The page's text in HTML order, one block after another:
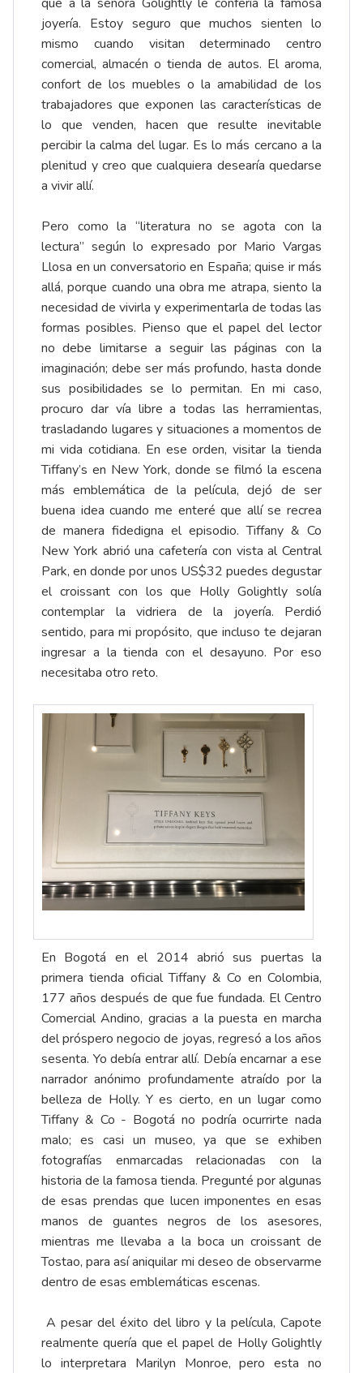
joyería. Estoy seguro que muchos sienten lo
mismo cuando visitan determinado centro
comercial, almacén o tienda de autos. El aroma,
confort de los muebles o la amabilidad de los
trabajadores que exponen las características de
lo que venden, hacen que resulte inevitable
percibir la calma del lugar. Es lo más cercano a la
plenitud y creo que cualquiera desearía quedarse
a vivir allí.
Pero como la “literatura no se agota con la
lectura” según lo expresado por Mario Vargas
Llosa en un conversatorio en España; quise ir más
allá, porque cuando una obra me atrapa, siento la
necesidad de vivirla y experimentarla de todas las
formas posibles. Pienso que el papel del lector
no debe limitarse a seguir las páginas con la
imaginación; debe ser más profundo, hasta donde
sus posibilidades se lo permitan. En mi caso,
procuro dar vía libre a todas las herramientas,
trasladando lugares y situaciones a momentos de
mi vida cotidiana. En ese orden, visitar la tienda
Tiffany’s en New York, donde se filmó la escena
más emblemática de la película, dejó de ser
buena idea cuando me enteré que allí se recrea
de manera fidedigna el episodio. Tiffany & Co
New York abrió una cafetería con vista al Central
Park, en donde por unos US$32 puedes degustar
el croissant con los que Holly Golightly solía
contemplar la vidriera de la joyería. Perdió
sentido, para mi propósito, que incluso te dejaran
ingresar a la tienda con el desayuno. Por eso
necesitaba otro reto.
En Bogotá en el 2014 abrió sus puertas la
primera tienda oficial Tiffany & Co en Colombia,
177 años después de que fue fundada. El Centro
Comercial Andino, gracias a la puesta en marcha
del próspero negocio de joyas, regresó a los años
sesenta. Yo debía entrar allí. Debía encarnar a ese
narrador anónimo profundamente atraído por la
belleza de Holly. Y es cierto, en un lugar como
Tiffany & Co - Bogotá no podría ocurrirte nada
malo; es casi un museo, ya que se exhiben
fotografías enmarcadas relacionadas con la
historia de la famosa tienda. Pregunté por algunas
de esas prendas que lucen imponentes en esas
manos de guantes negros de los asesores,
mientras me llevaba a la boca un croissant de
Tostao, para así aniquilar mi deseo de observarme
dentro de esas emblemáticas escenas.
A pesar del éxito del libro y la película, Capote
realmente quería que el papel de Holly Golightly
lo interpretara Marilyn Monroe, pero esta no